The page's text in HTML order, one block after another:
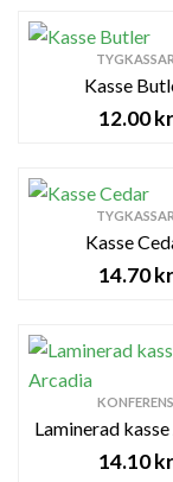
TYGKASSAR
Kasse
12.00kr
TYGKASSAR
Kasse
14.70kr
KONFERENS
Laminerad
14.10kr